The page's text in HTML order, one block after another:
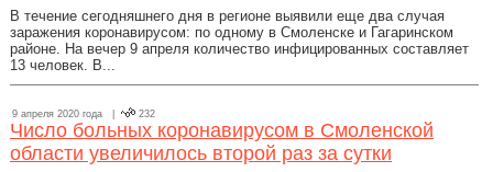
В течение сегодняшнего дня в регионе выявили еще два случая
заражения коронавирусом: по одному в Смоленске и Гагаринском
районе. На вечер 9 апреля количество инфицированных составляет
13 человек. В...
9 апреля 2020 года | 232
Число больных коронавирусом в Смоленской
области увеличилось второй раз за сутки